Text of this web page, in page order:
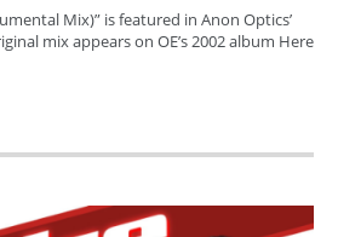
Mix)” is featured in Anon Optics’
mix appears on OE’s 2002 album Here